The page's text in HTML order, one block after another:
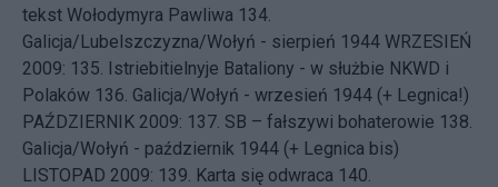
tekst Wołodymyra Pawliwa 134.
Galicja/Lubelszczyzna/Wołyń - sierpień 1944 WRZESIEŃ
2009: 135. Istriebitielnyje Bataliony - w służbie NKWD i
Polaków 136. Galicja/Wołyń - wrzesień 1944 (+ Legnica!)
PAŹDZIERNIK 2009: 137. SB – fałszywi bohaterowie 138.
Galicja/Wołyń - październik 1944 (+ Legnica bis)
LISTOPAD 2009: 139. Karta się odwraca 140.